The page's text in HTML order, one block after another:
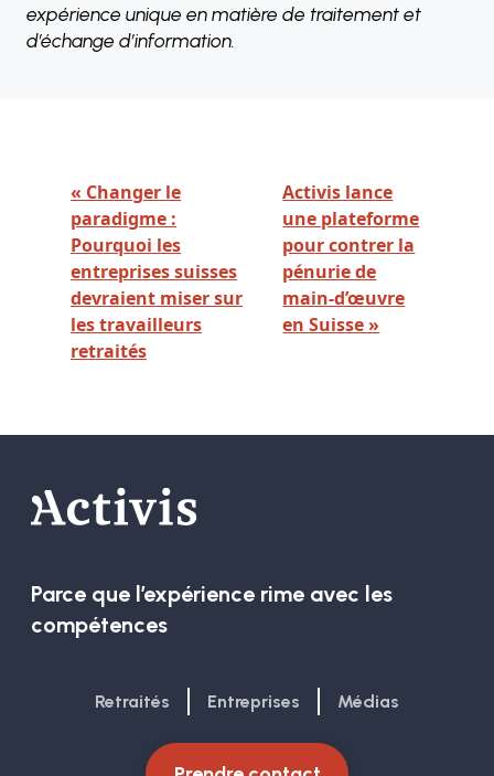
expérience unique en matière de traitement et
d’échange d’information.
« Changer le
paradigme :
Pourquoi les
entreprises suisses
devraient miser sur
les travailleurs
retraités
Activis lance
une plateforme
pour contrer la
pénurie de
main-d’œuvre
en Suisse »
Parce que l’expérience rime avec les
compétences
Retraités Entreprises Médias